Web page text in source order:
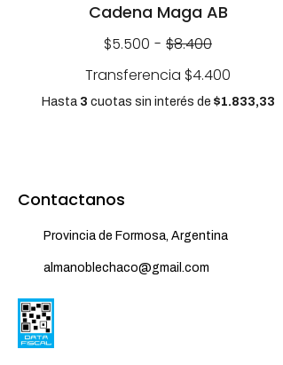
Cadena Maga AB
$5.500 - $8.400
Transferencia $4.400
Hasta 3 cuotas sin interés de $1.833,33
Contactanos
Provincia de Formosa, Argentina
almanoblechaco@gmail.com